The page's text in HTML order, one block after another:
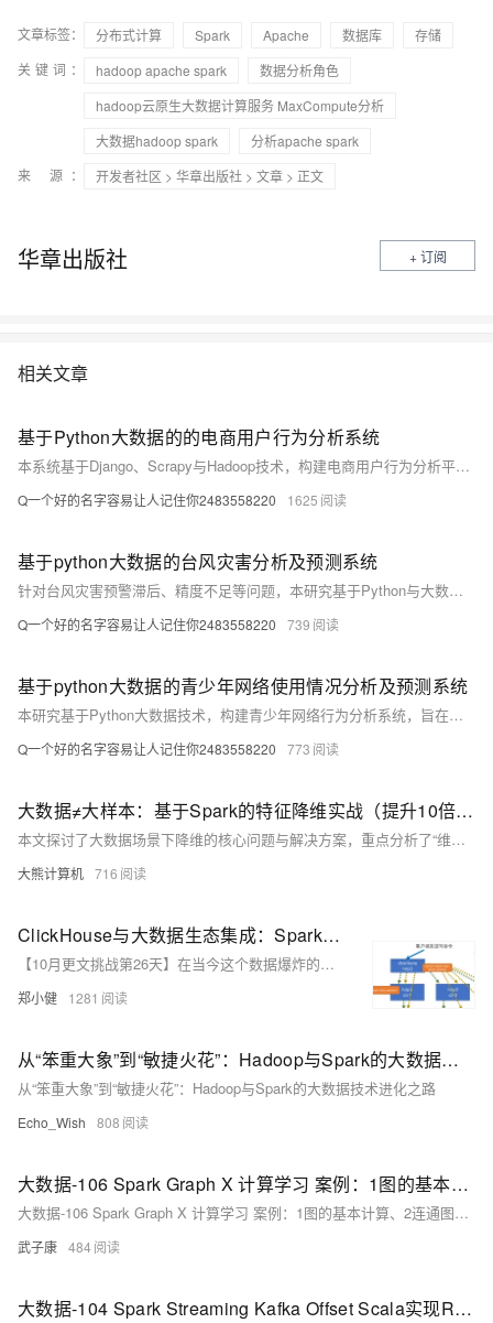
文章标签： 分布式计算 Spark Apache 数据库
存储
关键词：
hadoop apache spark
数据分析角色
hadoop云原生大数据计算服务 MaxCompute分析
大数据hadoop spark
分析apache spark
来 源：
开发者社区 > 华章出版社 > 文章 > 正文
华章出版社 + 订阅
相关文章
基于Python大数据的的电商用户行为分析系统
本系统基于Django、Scrapy与Hadoop技术，构建电商用户行为分析平台。通过爬取与处理海量用户数据，实现行为追踪、偏好分析与个性化推荐，助力企业提升营销精准度与用户体验，推动电商智能化发展。
Q一个好的名字容易让人记住你2483558220 1625
基于python大数据的台风灾害分析及预测系统
针对台风灾害预警滞后、精度不足等问题，本研究基于Python与大数据技术，构建多源数据融合的台风预测系统。利用机器学习提升路径与强度预测准确率，结合Django框架实现动态可视化与实时预警，为防灾决策提供科学支持，显著提高应急响应效率，具有重要社会经济价值。
Q一个好的名字容易让人记住你2483558220 739
基于python大数据的青少年网络使用情况分析及预测系统
本研究基于Python大数据技术，构建青少年网络行为分析系统，旨在破解现有防沉迷模式下用户画像模糊、预警滞后等难题。通过整合多平台亿级数据，运用机器学习实现精准行为预测与实时干预，推动数字治理向“数据驱动”转型，为家庭、学校及政府提供科学决策支持，助力青少年健康上网。
Q一个好的名字容易让人记住你2483558220 773
大数据≠大样本：基于Spark的特征降维实战（提升10倍训练效率）
本文探讨了大数据场景下降维的核心问题与解决方案，重点分析了“维度灾难”对模型性能的影响及特征冗余的陷阱。通过数学证明与实际案例，揭示高维空间中样本稀疏性问题，并提出基于Spark的分布式降维技术选型与优化策略。文章详细展示了PCA在亿级用户画像中的应用，包括数据准备、核心实现与效果评估，同时深入探讨了协方差矩阵计算与特征值分解的并行优化方法。此外，还介绍了动态维度调整、非线性特征处理及降维与其他AI技术的协同效应，为生产环境提供了最佳实践指南。最终总结出降维的本质与工程实践原则，展望未来发展方向。
大熊计算机 716
ClickHouse与大数据生态集成：Spark & Flink 实战
【10月更文挑战第26天】在当今这个数据爆炸的时代，能够高效地处理和分析海量数据成为了企业和组织提升竞争力的关键。作为一款高性能的列式数据库系统，ClickHouse 在大数据分析领域展现出了卓越的能力。然而，为了充分利用ClickHouse的优势，将其与现有的大数据处理框架（如Apache Spark和Apache Flink）进行集成变得尤为重要。本文将从我个人的角度出发，探讨如何通过这些技术的结合，实现对大规模数据的实时处理和分析。
郑小健 1281
从“笨重大象”到“敏捷火花”：Hadoop与Spark的大数据技术进化之路
从“笨重大象”到“敏捷火花”：Hadoop与Spark的大数据技术进化之路
Echo_Wish 808
大数据-106 Spark Graph X 计算学习 案例：1图的基本计算、2连通图算法、3寻找相同的用户
大数据-106 Spark Graph X 计算学习 案例：1图的基本计算、2连通图算法、3寻找相同的用户
武子康 484
大数据-104 Spark Streaming Kafka Offset Scala实现Redis管理Offset并更新